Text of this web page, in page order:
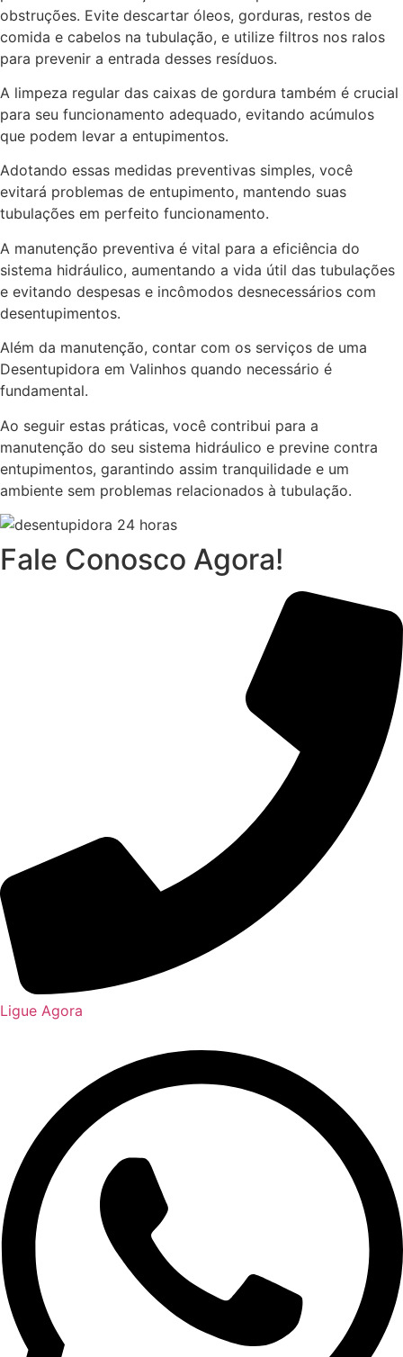
obstruções. Evite descartar óleos, gorduras, restos de
comida e cabelos na tubulação, e utilize filtros nos ralos
para prevenir a entrada desses resíduos.
A limpeza regular das caixas de gordura também é crucial
para seu funcionamento adequado, evitando acúmulos
que podem levar a entupimentos.
Adotando essas medidas preventivas simples, você
evitará problemas de entupimento, mantendo suas
tubulações em perfeito funcionamento.
A manutenção preventiva é vital para a eficiência do
sistema hidráulico, aumentando a vida útil das tubulações
e evitando despesas e incômodos desnecessários com
desentupimentos.
Além da manutenção, contar com os serviços de uma
Desentupidora em Valinhos quando necessário é
fundamental.
Ao seguir estas práticas, você contribui para a
manutenção do seu sistema hidráulico e previne contra
entupimentos, garantindo assim tranquilidade e um
ambiente sem problemas relacionados à tubulação.
Fale Conosco Agora!
Ligue Agora